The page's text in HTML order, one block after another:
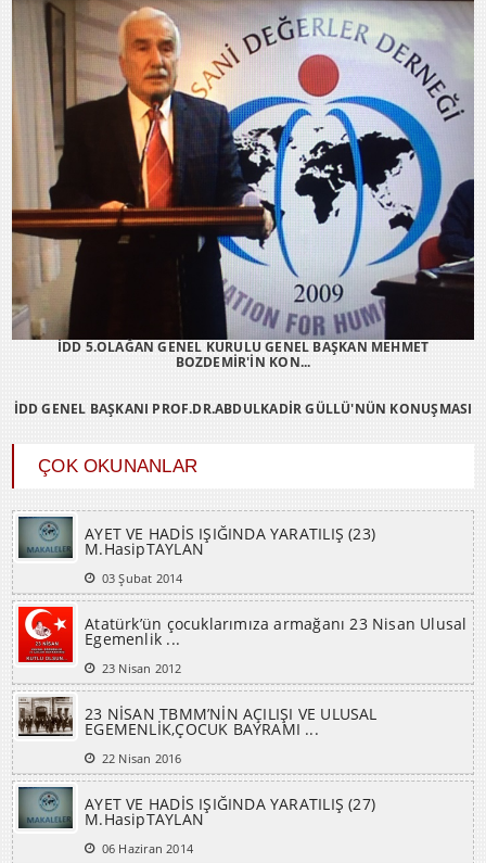
İDD 5.OLAĞAN GENEL KURULU GENEL BAŞKAN MEHMET
BOZDEMİR'İN KON...
İDD GENEL BAŞKANI PROF.DR.ABDULKADİR GÜLLÜ'NÜN KONUŞMASI
ÇOK OKUNANLAR
AYET VE HADİS IŞIĞINDA YARATILIŞ (23)
M.HasipTAYLAN
03 Şubat 2014
Atatürk’ün çocuklarımıza armağanı 23 Nisan Ulusal
Egemenlik ...
23 Nisan 2012
23 NİSAN TBMM’NİN AÇILIŞI VE ULUSAL
EGEMENLİK,ÇOCUK BAYRAMI ...
22 Nisan 2016
AYET VE HADİS IŞIĞINDA YARATILIŞ (27)
M.HasipTAYLAN
06 Haziran 2014